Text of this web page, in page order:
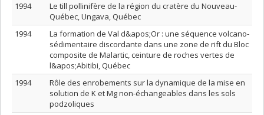
1994
Le till pollinifère de la région du cratère du Nouveau-
Québec, Ungava, Québec
1994
La formation de Val d&apos;Or : une séquence volcano-
sédimentaire discordante dans une zone de rift du Bloc
composite de Malartic, ceinture de roches vertes de
l&apos;Abitibi, Québec
1994
Rôle des enrobements sur la dynamique de la mise en
solution de K et Mg non-échangeables dans les sols
podzoliques